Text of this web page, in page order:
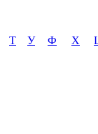
Т У Ф Х